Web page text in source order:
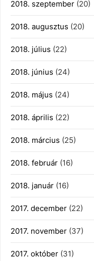
2018. szeptember (20)
2018. augusztus (20)
2018. július (22)
2018. június (24)
2018. május (24)
2018. április (22)
2018. március (25)
2018. február (16)
2018. január (16)
2017. december (22)
2017. november (37)
2017. október (31)